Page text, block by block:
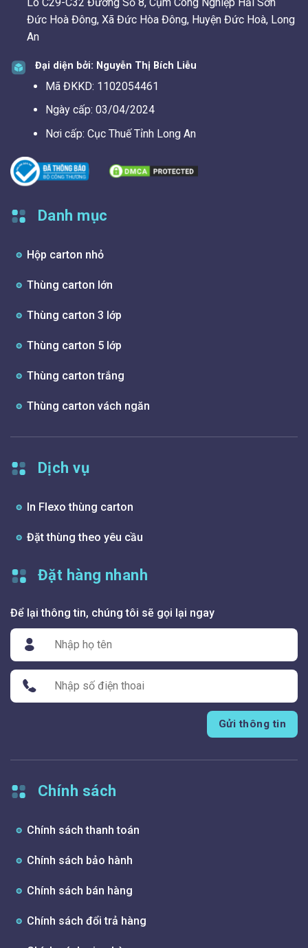
Đức Hoà Đông, Xã Đức Hòa Đông, Huyện Đức Hoà, Long
An
Đại diện bởi: Nguyễn Thị Bích Liễu
Mã ĐKKD: 1102054461
Ngày cấp: 03/04/2024
Nơi cấp: Cục Thuế Tỉnh Long An
Danh mục
Hộp carton nhỏ
Thùng carton lớn
Thùng carton 3 lớp
Thùng carton 5 lớp
Thùng carton trắng
Thùng carton vách ngăn
Dịch vụ
In Flexo thùng carton
Đặt thùng theo yêu cầu
Đặt hàng nhanh
Để lại thông tin, chúng tôi sẽ gọi lại ngay
Gửi thông tin
Chính sách
Chính sách thanh toán
Chính sách bảo hành
Chính sách bán hàng
Chính sách đổi trả hàng